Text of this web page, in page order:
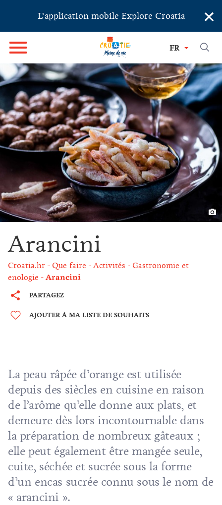
L’application mobile Explore Croatia ×
FR
Arancini
Croatia.hr Que faire Activités
Gastronomie et
enologie
Arancini
PARTAGEZ
AJOUTER À MA LISTE DE SOUHAITS
La peau râpée d’orange est utilisée
depuis des siècles en cuisine en raison
de l’arôme qu’elle donne aux plats, et
demeure dès lors incontournable dans
la préparation de nombreux gâteaux ;
elle peut également être mangée seule,
cuite, séchée et sucrée sous la forme
d’un encas sucrée connu sous le nom de
« arancini ».